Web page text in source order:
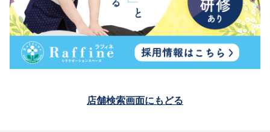
店舗検索画面にもどる